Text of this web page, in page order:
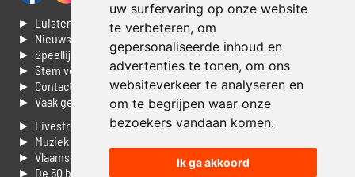
uw surfervaring op onze website
te verbeteren, om
gepersonaliseerde inhoud en
advertenties te tonen, om ons
websiteverkeer te analyseren en
om te begrijpen waar onze
bezoekers vandaan komen.
Ik ga akkoord
► Luisteren naar Jouwradio
► Nieuws
► Speellijst
► Stem voor de Dag top 3
► Contacteer ons
► Vaak gestelde vragen
► Livestream informatie
► Muziek opzoeken
► Vlaamse 100 Aller tijden
► De 50 beste van...